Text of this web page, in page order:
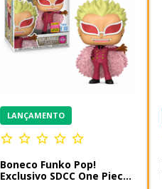
LANÇAMENTO
Boneco Funko Pop!
Exclusivo SDCC One Piece